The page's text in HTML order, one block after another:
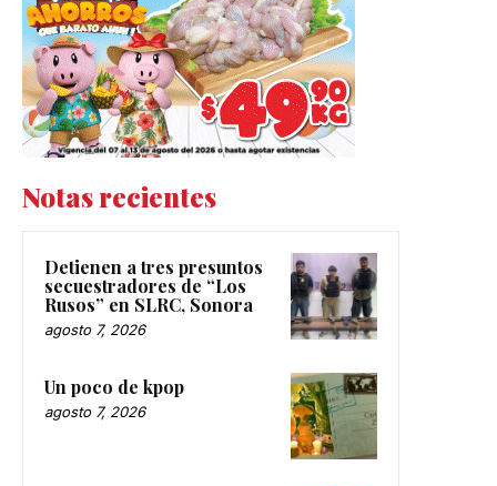
Notas recientes
Detienen a tres presuntos
secuestradores de “Los
Rusos” en SLRC, Sonora
agosto 7, 2026
Un poco de kpop
agosto 7, 2026